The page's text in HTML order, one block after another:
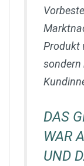
Produkt
sondern
DAS
WAR
UND